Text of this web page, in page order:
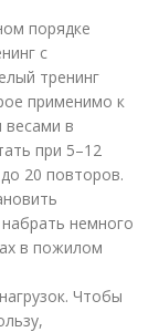
порядке
с
тренинг
применимо к
в
при 5–12
20 повторов.
немного
в пожилом
Чтобы